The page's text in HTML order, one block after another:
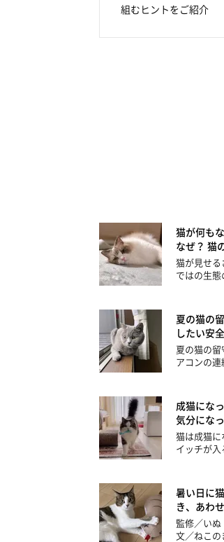
組むヒントをご紹介
猫が何も
なぜ？ 猫
猫が見せる
ではの生
夏の猫の
したい安
夏の猫の
アコンの
成猫にな
気分にな
猫は成猫に
イッチが
暑い日に
き、あわ
監修／い
文／ねこ